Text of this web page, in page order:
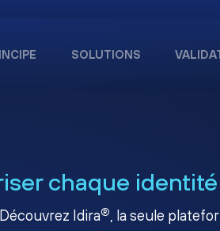
SOLUTIONS
chaque identité
Idira®, la seule